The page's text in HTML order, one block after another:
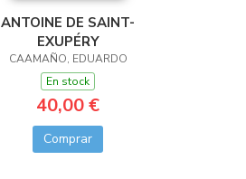
ANTOINE DE SAINT-
EXUPÉRY
CAAMAÑO, EDUARDO
En stock
40,00 €
Comprar